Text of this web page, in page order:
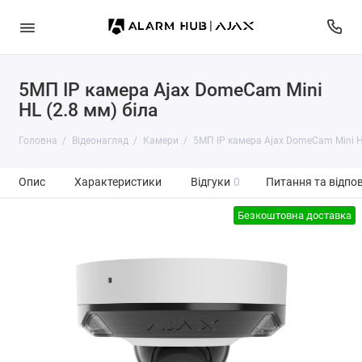
5МП IP камера Ajax DomeCam Mini
HL (2.8 мм) біла
Головна Відеонагляд Камери 5МП IP камера Ajax DomeCam Mini
Опис Характеристики Відгуки 0 Питання та
Безкоштовна доставка